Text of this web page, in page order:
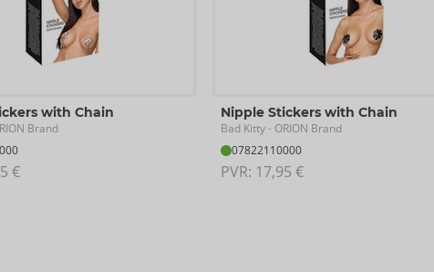
with Chain
Brand
€
Nipple Stickers with Chain
Bad Kitty- ORION Brand
07822110000
PVR: 17,95 €